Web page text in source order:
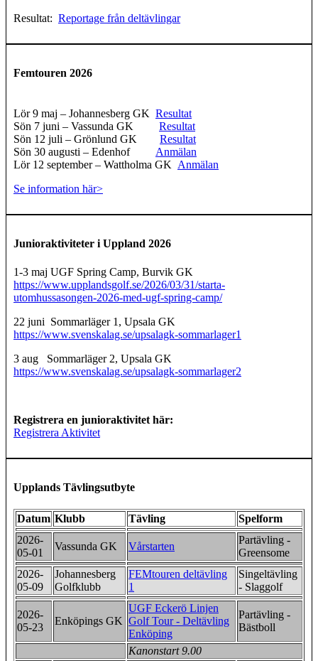
Resultat: Reportage från deltävlingar
Femtouren 2026
Lör 9 maj – Johannesberg GK Resultat
Sön 7 juni – Vassunda GK Resultat
Sön 12 juli – Grönlund GK Resultat
Sön 30 augusti – Edenhof Anmälan
Lör 12 september – Wattholma GK Anmälan
Se information här>
Junioraktiviteter i Uppland 2026
1-3 maj UGF Spring Camp, Burvik GK
https://www.upplandsgolf.se/2026/03/31/starta-
utomhussasongen-2026-med-ugf-spring-camp/
22 juni Sommarläger 1, Upsala GK
https://www.svenskalag.se/upsalagk-sommarlager1
3 aug Sommarläger 2, Upsala GK
https://www.svenskalag.se/upsalagk-sommarlager2
Registrera en junioraktivitet här:
Registrera Aktivitet
Upplands Tävlingsutbyte
Datum Klubb Tävling
Spelform
2026-
05-01
Vassunda GK Vårstarten
Partävling -
Greensome
2026-
05-09
Johannesberg
Golfklubb
FEMtouren deltävling
1
Singeltävling
- Slaggolf
2026-
05-23
Enköpings GK
UGF Eckerö Linjen
Golf Tour - Deltävling
Enköping
Partävling -
Bästboll
Kanonstart 9.00